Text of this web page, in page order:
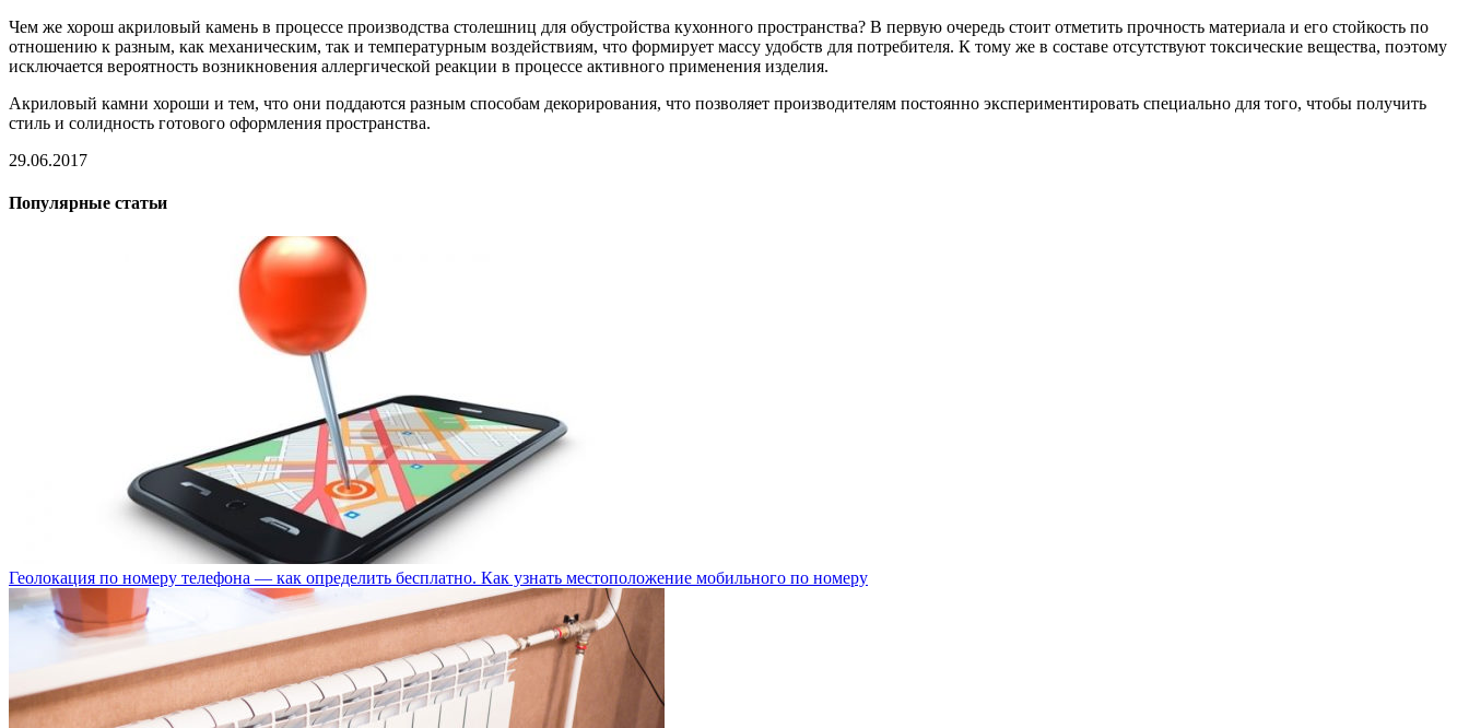
Чем же хорош акриловый камень в процессе производства столешниц для обустройства кухонного пространства? В первую очередь стоит отметить прочность материала и его стойкость по
отношению к разным, как механическим, так и температурным воздействиям, что формирует массу удобств для потребителя. К тому же в составе отсутствуют токсические вещества, поэтому
исключается вероятность возникновения аллергической реакции в процессе активного применения изделия.
Акриловый камни хороши и тем, что они поддаются разным способам декорирования, что позволяет производителям постоянно экспериментировать специально для того, чтобы получить
стиль и солидность готового оформления пространства.
29.06.2017
Популярные статьи
Геолокация по номеру телефона — как определить бесплатно. Как узнать местоположение мобильного по номеру